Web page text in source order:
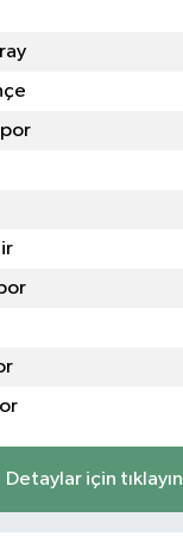
Detaylar için tıklayın